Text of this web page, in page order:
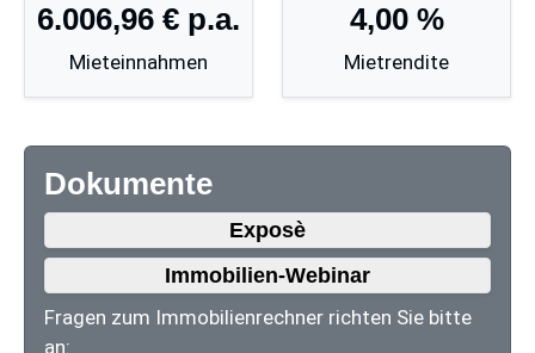
6.006,96 € p.a.
Mieteinnahmen
4,00 %
Mietrendite
Dokumente
Exposè
Immobilien-Webinar
Fragen zum Immobilienrechner richten Sie bitte
an: